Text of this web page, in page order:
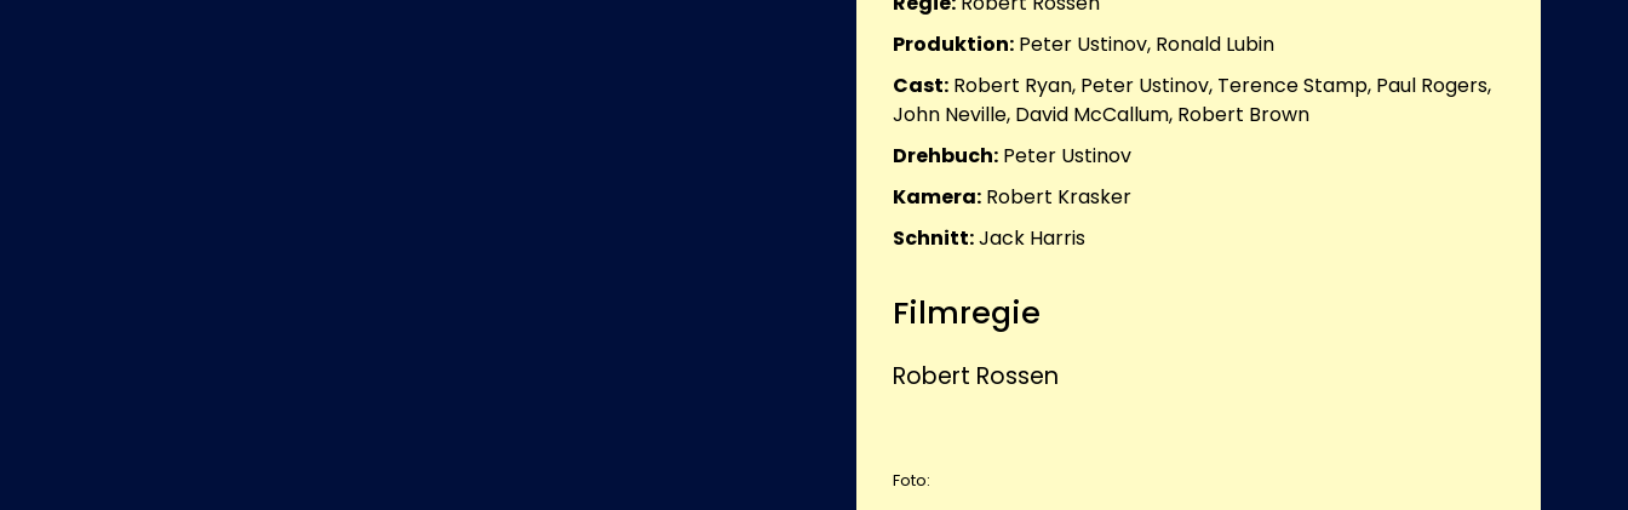
Produktion: Peter Ustinov, Ronald Lubin
Cast: Robert Ryan, Peter Ustinov, Terence Stamp, Paul Rogers,
John Neville, David McCallum, Robert Brown
Drehbuch: Peter Ustinov
Kamera: Robert Krasker
Schnitt:Jack Harris
Filmregie
Robert Rossen
Foto: